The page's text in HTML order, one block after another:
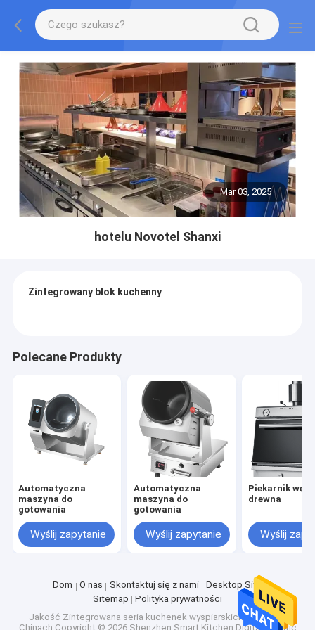
Mar 03, 2025
hotelu Novotel Shanxi
Zintegrowany blok kuchenny
Polecane Produkty
Automatyczna
maszyna do
gotowania
Wyślij zapytanie
Automatyczna
maszyna do
gotowania
Wyślij zapytanie
Piekarnik
drewna
Wyślij
Dom O nas Skontaktuj się z nami
Desktop Site
Sitemap
Polityka prywatności
Jakość Zintegrowana seria kuchenek wyspiarskich Fabryka w
Chinach.Copyright © 2026 Shenzhen Smart Kitchen Digital Electric